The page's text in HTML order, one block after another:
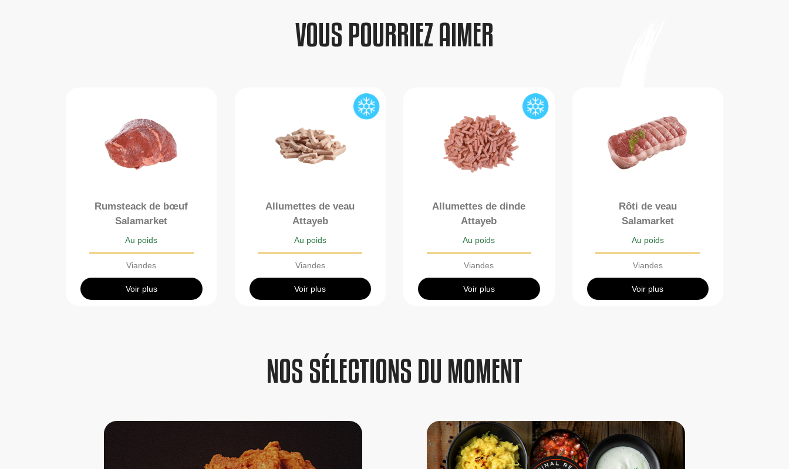
VOUS POURRIEZ AIMER
Rumsteack de bœuf
Salamarket
Au poids
Viandes
Voir plus
Allumettes de veau
Attayeb
Au poids
Viandes
Voir plus
Allumettes de dinde
Attayeb
Au poids
Viandes
Voir plus
Rôti de veau
Salamarket
Au poids
Viandes
Voir plus
NOS SÉLECTIONS DU MOMENT